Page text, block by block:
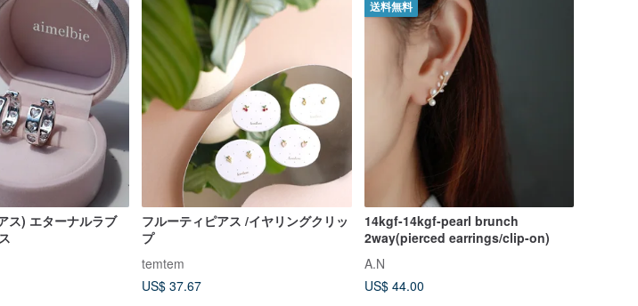
ス) エターナルラブ
フルーティピアス /イヤリングクリッ
プ
temtem
US$ 37.67
送料無料
14kgf-14kgf-pearl brunch
2way(pierced earrings/clip-on)
A.N
US$ 44.00